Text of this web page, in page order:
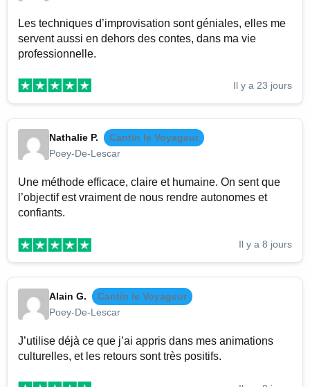
Les techniques d’improvisation sont géniales, elles me
servent aussi en dehors des contes, dans ma vie
professionnelle.
Il y a 23 jours
Nathalie P.
Cantin le Voyageur
Poey-De-Lescar
Une méthode efficace, claire et humaine. On sent que
l’objectif est vraiment de nous rendre autonomes et
confiants.
Il y a 8 jours
Alain G.
Cantin le Voyageur
Poey-De-Lescar
J’utilise déjà ce que j’ai appris dans mes animations
culturelles, et les retours sont très positifs.